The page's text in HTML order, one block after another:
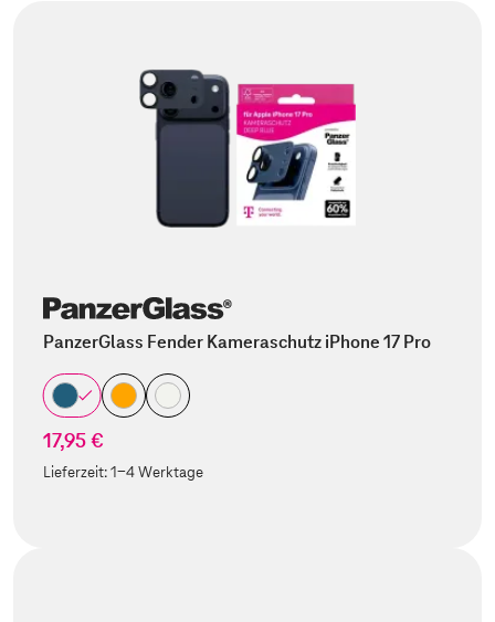
PanzerGlass Fender Kameraschutz iPhone 17 Pro
17,95 €
Lieferzeit:1-4 Werktage